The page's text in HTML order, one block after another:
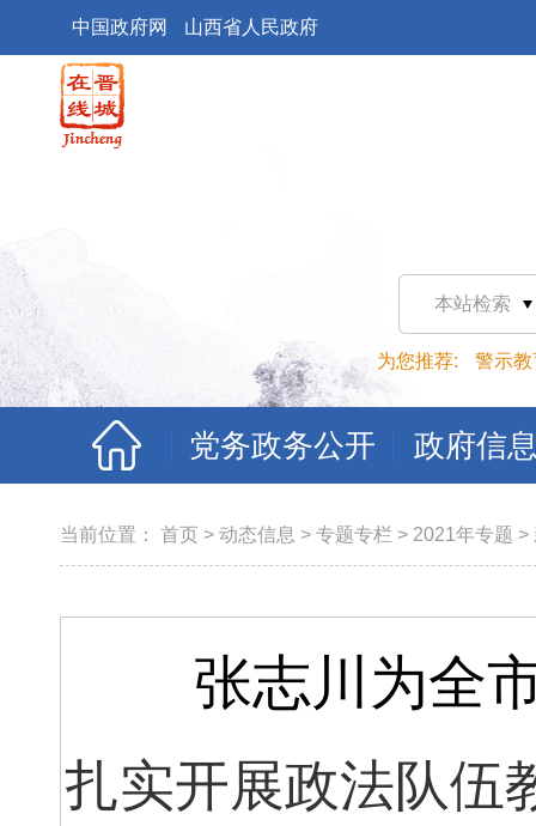
中国政府网 山西省人民政府
本站检索
为您推荐: 警示教
党务政务公开 政府信
当前位置： 首页 > 动态信息 > 专题专栏 > 2021年专题 >
张志川为全
扎实开展政法队伍